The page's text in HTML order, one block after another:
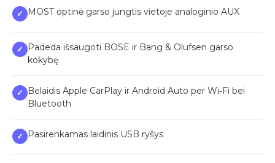
✓ MOST optinė garso jungtis vietoje analoginio AUX
✓
Padeda išsaugoti BOSE ir Bang & Olufsen garso
kokybę
✓
Belaidis Apple CarPlay ir Android Auto per Wi‑Fi bei
Bluetooth
✓ Pasirenkamas laidinis USB ryšys